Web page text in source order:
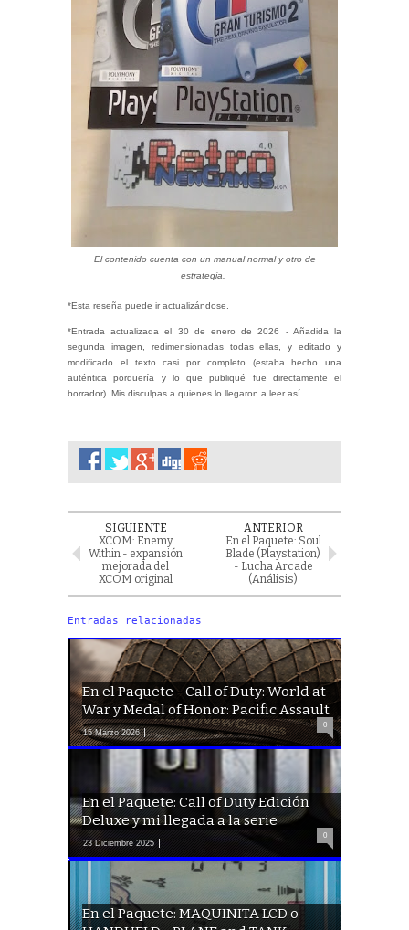
El contenido cuenta con un manual normal y otro de
estrategia.
*Esta reseña puede ir actualizándose.
*Entrada actualizada el 30 de enero de 2026 - Añadida la
segunda imagen, redimensionadas todas ellas, y editado y
modificado el texto casi por completo (estaba hecho una
auténtica porquería y lo que publiqué fue directamente el
borrador). Mis disculpas a quienes lo llegaron a leer así.
SIGUIENTE
XCOM: Enemy
Within - expansión
mejorada del
XCOM original
ANTERIOR
En el Paquete: Soul
Blade (Playstation)
- Lucha Arcade
(Análisis)
Entradas relacionadas
En el Paquete - Call of Duty: World at
War y Medal of Honor: Pacific Assault
15 Marzo 2026
0
En el Paquete: Call of Duty Edición
Deluxe y mi llegada a la serie
23 Diciembre 2025
0
En el Paquete: MAQUINITA LCD o